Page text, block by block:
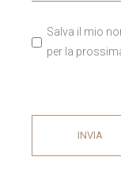
Salva il mio
per la
INVIA